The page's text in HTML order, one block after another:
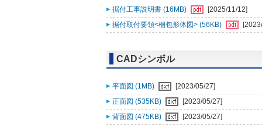
据付工事説明書 (16MB)
[2025/11/12]
据付取付要領<梱包形体図> (56KB)
CADシンボル
平面図 (1MB)
[2023/05/27]
正面図 (535KB)
[2023/05/27]
背面図 (475KB)
[2023/05/27]